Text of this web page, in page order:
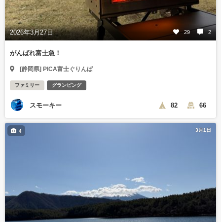
2026年3月27日 29 2
がんばれ富士急！
[静岡県] PICA富士ぐりんぱ
ファミリー グランピング
スモーキー 82 66
3月1日
4